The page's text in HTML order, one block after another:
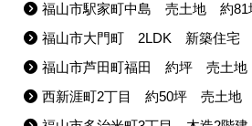
福山市駅家町中島 売土地 約81
福山市大門町 2LDK 新築住宅
福山市芦田町福田 約坪 売土
西新涯町2丁目 約50坪 売土地